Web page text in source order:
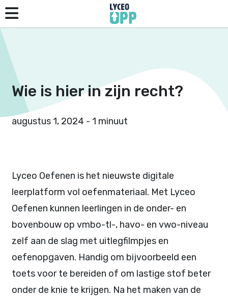
Wie is hier in zijn recht?
augustus 1, 2024 - 1 minuut
Lyceo Oefenen is het nieuwste digitale
leerplatform vol oefenmateriaal. Met Lyceo
Oefenen kunnen leerlingen in de onder- en
bovenbouw op vmbo-tl-, havo- en vwo-niveau
zelf aan de slag met uitlegfilmpjes en
oefenopgaven. Handig om bijvoorbeeld een
toets voor te bereiden of om lastige stof beter
onder de knie te krijgen. Na het maken van de